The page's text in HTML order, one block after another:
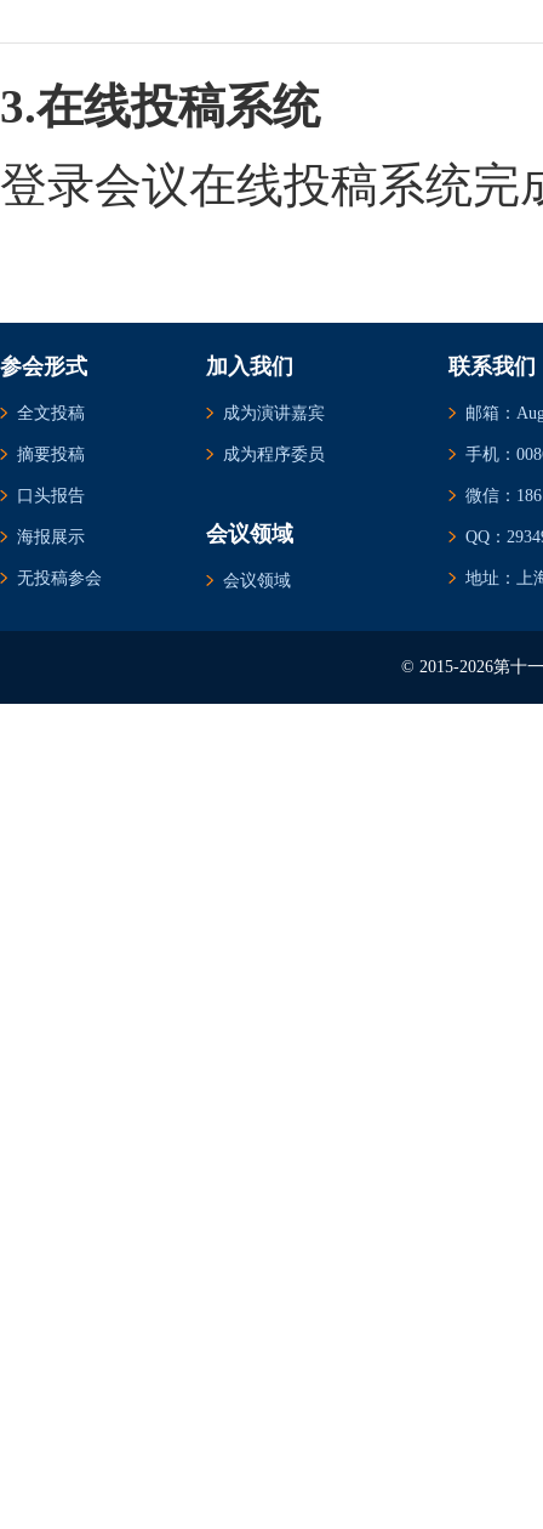
3.在线投稿系统
登录会议在线投稿系统完
参会形式
全文投稿
摘要投稿
口头报告
海报展示
无投稿参会
加入我们
成为演讲嘉宾
成为程序委员
会议领域
会议领域
联系我们
邮箱：
手机：
微信：
QQ：
地址：上
© 2015-2026第十